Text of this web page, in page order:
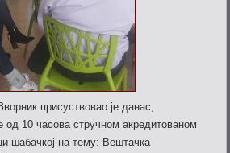
присуствовао је данас,
од 10 часова стручном акредитованом
шабачкој на тему: Вештачка